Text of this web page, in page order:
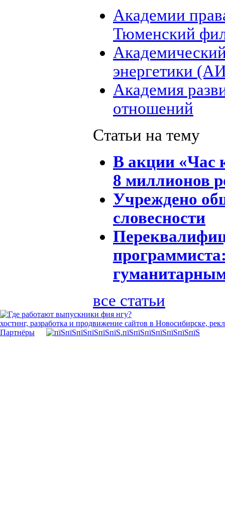
Академии
Тюменский
энергетики
Академия
отношений
Статьи на тему
В акции «Час
8 миллионов
Учреждено
словесности
все статьи
хостинг, разработка и продвижение сайтов в Новосибирске,
Партнёры